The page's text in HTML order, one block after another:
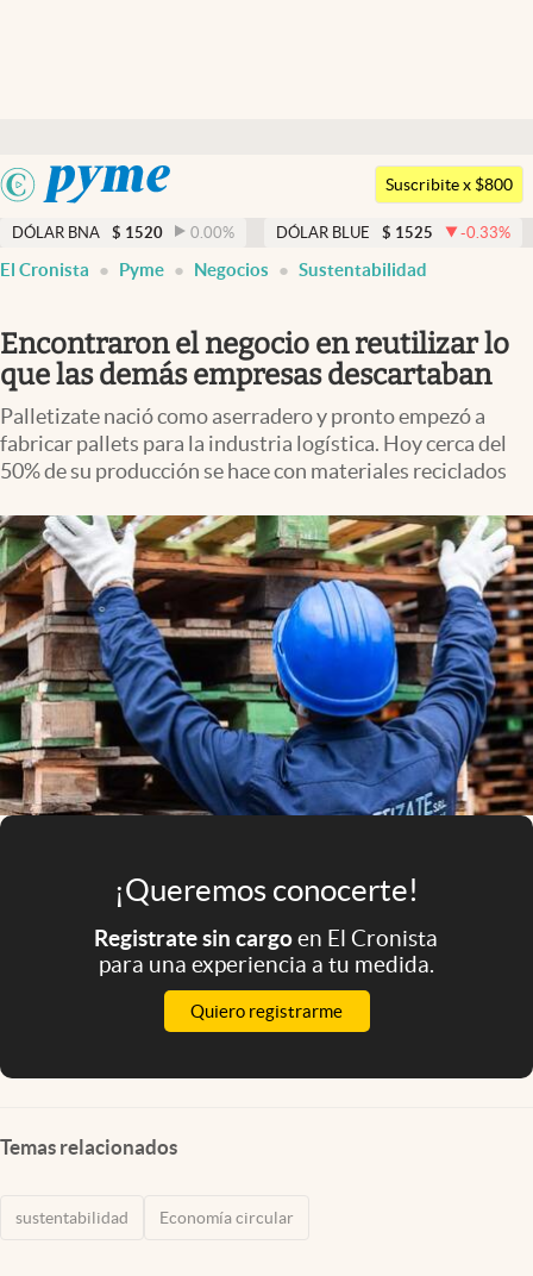
Argentina
Uruguay
Members
Economía y Política
Finanzas y Mercados
Negocios
Columnistas
Otras secciones
Infotechnology
Clase
Clima
Mundial 2026
Eventos Corporativos
El Cronista Studio
Mediakit
Argentina
Suscribite x $800
DÓLAR BNA $ 1520 0.00% DÓLAR BLUE $ 1525 -0.33%
El Cronista Pyme Negocios Sustentabilidad
Encontraron el negocio en reutilizar lo
que las demás empresas descartaban
Palletizate nació como aserradero y pronto empezó a
fabricar pallets para la industria logística. Hoy cerca del
50% de su producción se hace con materiales reciclados
¡Queremos conocerte!
Registrate sin cargoen El Cronista
para una experiencia a tu medida.
Quiero registrarme
Temas relacionados
sustentabilidad Economía circular